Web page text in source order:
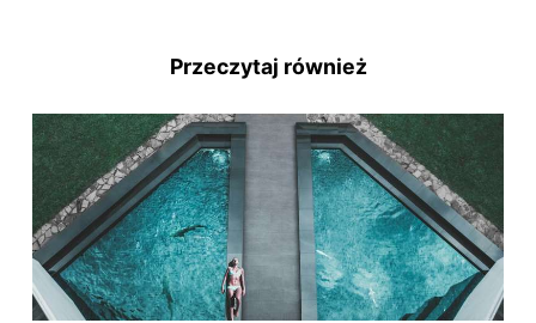
Przeczytaj również